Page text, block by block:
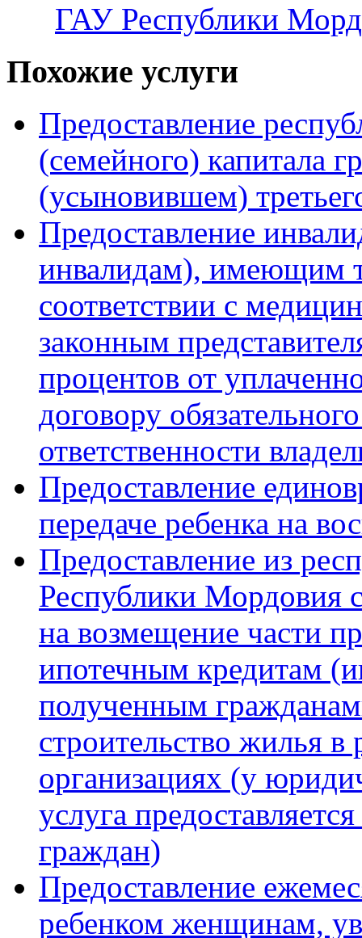
ГАУ Республики
Похожие услуги
Предоставление
(семейного) капитала
(усыновившем)
Предоставление
инвалидам), имеющим
соответствии с
законным
процентов от
договору
ответственности
Предоставление
передаче ребенка на
Предоставление из
Республики Мордовия
на возмещение части
ипотечным кредитам
полученным
строительство жилья
организациях (у
услуга
граждан)
Предоставление
ребенком женщинам,